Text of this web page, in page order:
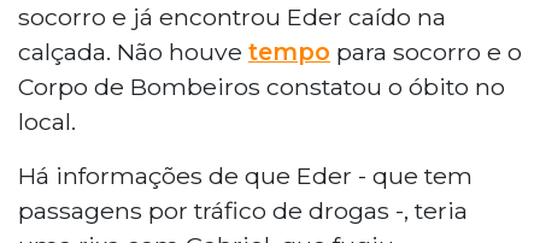
socorro e já encontrou Eder caído na
calçada. Não houve tempo para socorro e o
Corpo de Bombeiros constatou o óbito no
local.
Há informações de que Eder - que tem
passagens por tráfico de drogas -, teria